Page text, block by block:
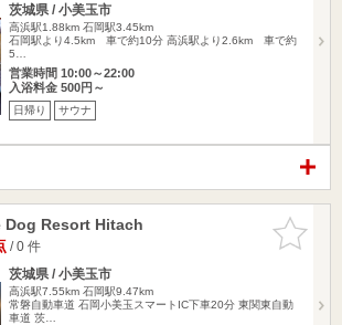
茨城県 / 小美玉市
高浜駅1.88km 石岡駅3.45km
石岡駅より4.5km 車で約10分 高浜駅より2.6km 車で約
5…
営業時間 10:00～22:00
入浴料金 500円～
日帰り サウナ
お気に入
りに追加
Dog Resort Hitach
/ 0 件
茨城県 / 小美玉市
高浜駅7.55km 石岡駅9.47km
常磐自動車道 石岡小美玉スマートIC下車20分 東関東自動
車道 茨…